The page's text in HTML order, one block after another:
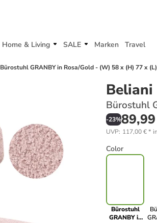
Home & Living SALE Marken Travel
Bürostuhl GRANBY in Rosa/Gold - (W) 58 x (H) 77 x
Beliani
Bürostuhl
-23%
UVP: 117,00 €*
Color
Bürostuhl
GRANBY in